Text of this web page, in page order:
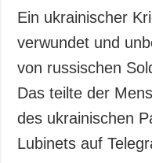
Sport
Kriminalität
Notstand und
Notfälle
Veröffentlichungen
Ein ukrainischer
verwundet und
von russischen
Das teilte der
des ukrainischen
Lubinets auf